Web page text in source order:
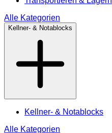
Alle Kategorien
Kellner- & Notablocks
Kellner- & Notablocks
Alle Kategorien